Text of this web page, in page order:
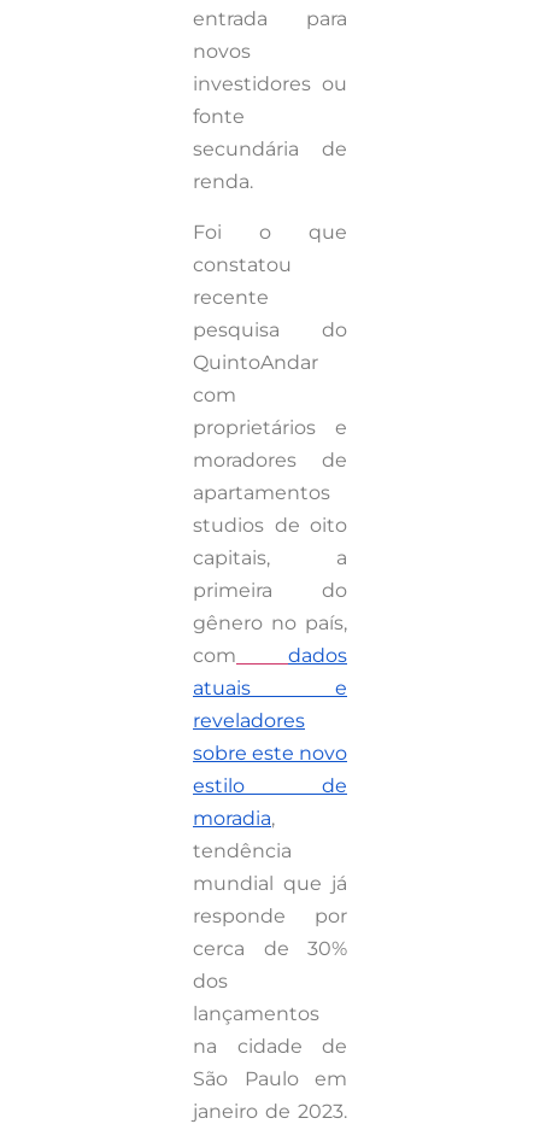
entrada para
novos
investidores ou
fonte
secundária de
renda.
Foi o que
constatou
recente
pesquisa do
QuintoAndar
com
proprietários e
moradores de
apartamentos
studios de oito
capitais, a
primeira do
gênero no país,
com
dados
atuais e
reveladores
sobre este novo
estilo de
moradia,
tendência
mundial que já
responde por
cerca de 30%
dos
lançamentos
na cidade de
São Paulo em
janeiro de 2023.